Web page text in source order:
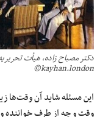
دکتر مصباح زاده، هیأت
kayhan.london©
این مسئله شاید آن وقت‌ها